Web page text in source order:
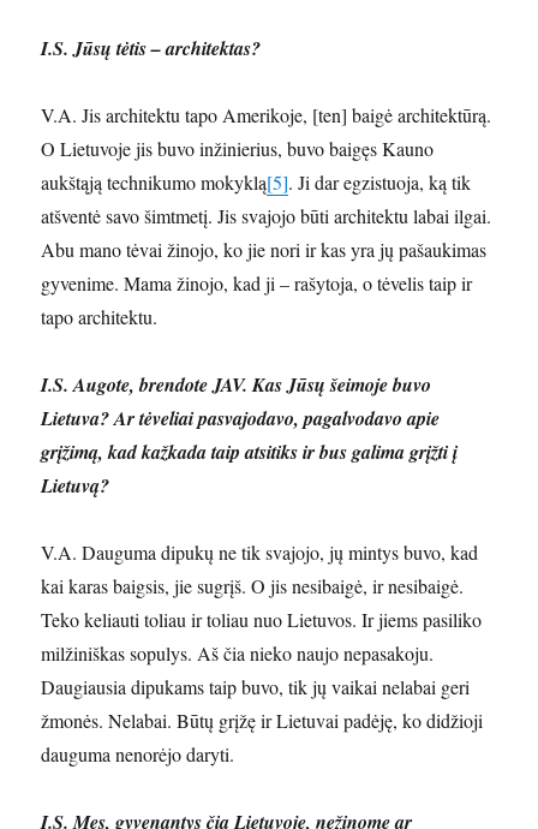
I.S. Jūsų tėtis – architektas?
V.A. Jis architektu tapo Amerikoje, [ten] baigė architektūrą.
O Lietuvoje jis buvo inžinierius, buvo baigęs Kauno
aukštąją technikumo mokyklą[5]. Ji dar egzistuoja, ką tik
atšventė savo šimtmetį. Jis svajojo būti architektu labai ilgai.
Abu mano tėvai žinojo, ko jie nori ir kas yra jų pašaukimas
gyvenime. Mama žinojo, kad ji – rašytoja, o tėvelis taip ir
tapo architektu.
I.S. Augote, brendote JAV. Kas Jūsų šeimoje buvo
Lietuva? Ar tėveliai pasvajodavo, pagalvodavo apie
grįžimą, kad kažkada taip atsitiks ir bus galima grįžti į
Lietuvą?
V.A. Dauguma dipukų ne tik svajojo, jų mintys buvo, kad
kai karas baigsis, jie sugrįš. O jis nesibaigė, ir nesibaigė.
Teko keliauti toliau ir toliau nuo Lietuvos. Ir jiems pasiliko
milžiniškas sopulys. Aš čia nieko naujo nepasakoju.
Daugiausia dipukams taip buvo, tik jų vaikai nelabai geri
žmonės. Nelabai. Būtų grįžę ir Lietuvai padėję, ko didžioji
dauguma nenorėjo daryti.
I.S. Mes, gyvenantys čia Lietuvoje, nežinome ar